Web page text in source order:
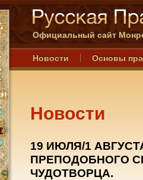
Официальный сайт
Новости Основы
Новости
19 ИЮЛЯ/1
ПРЕПОДОБНОГО
ЧУДОТВОРЦА.